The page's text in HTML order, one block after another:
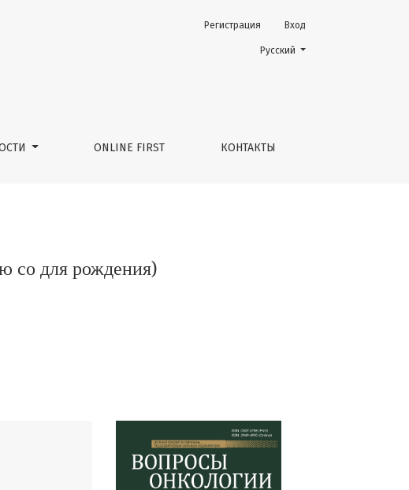
ONLINE FIRST КОНТАКТЫ
Регистрация Вход
Change the language. The
Русский
со для рождения)